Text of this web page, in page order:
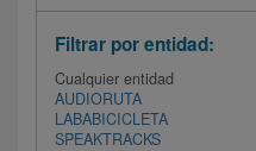
Filtrar por entidad:
Cualquier entidad
AUDIORUTA
LABABICICLETA
SPEAKTRACKS